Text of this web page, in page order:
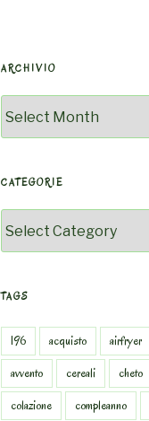
ARCHIVIO
CATEGORIE
TAGS
196 acquisto airfryer
avvento
cereali cheto
colazione
compleanno